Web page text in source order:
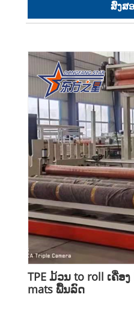
ສົ່ງສ
TPE ມ້ວນ to roll ເຄື່ອ
mats ພື້ນລົດ